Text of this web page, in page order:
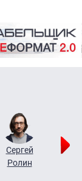
Сергей
Ролин